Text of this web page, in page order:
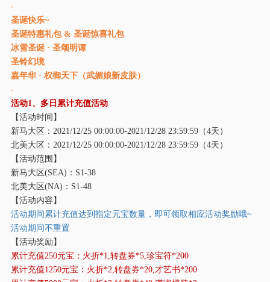
-
圣诞快乐~
圣诞特惠礼包 & 圣诞惊喜礼包
冰雪圣诞 · 圣颂明谭
圣铃幻境
嘉年华 · 权御天下（武媚娘新皮肤）
-
活动1、多日累计充值活动
【活动时间】
新马大区： 2021/12/25 00:00:00-2021/12/28 23:59:59（4天）
北美大区： 2021/12/25 00:00:00-2021/12/28 23:59:59（4天）
【活动范围】
新马大区(SEA)：S1-38
北美大区(NA)：S1-48
【活动内容】
活动期间累计充值达到指定元宝数量，即可领取相应活动奖励哦~
活动期间不重置
【活动奖励】
累计充值250元宝：火折*1,转盘券*5,珍宝符*200
累计充值1250元宝：火折*2,转盘券*20,才艺书*200